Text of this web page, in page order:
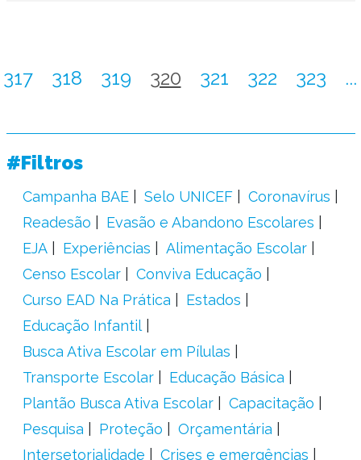
317 318 319 320 321 322 323 ...
#Filtros
Campanha BAE Selo UNICEF
Coronavírus
Readesão
Evasão e Abandono Escolares
EJA
Experiências
Alimentação Escolar
Censo Escolar
Conviva Educação
Curso EAD Na Prática
Estados
Educação Infantil
Busca Ativa Escolar em Pílulas
Transporte Escolar
Educação Básica
Plantão Busca Ativa Escolar
Capacitação
Pesquisa
Proteção
Orçamentária
Intersetorialidade
Crises e emergências